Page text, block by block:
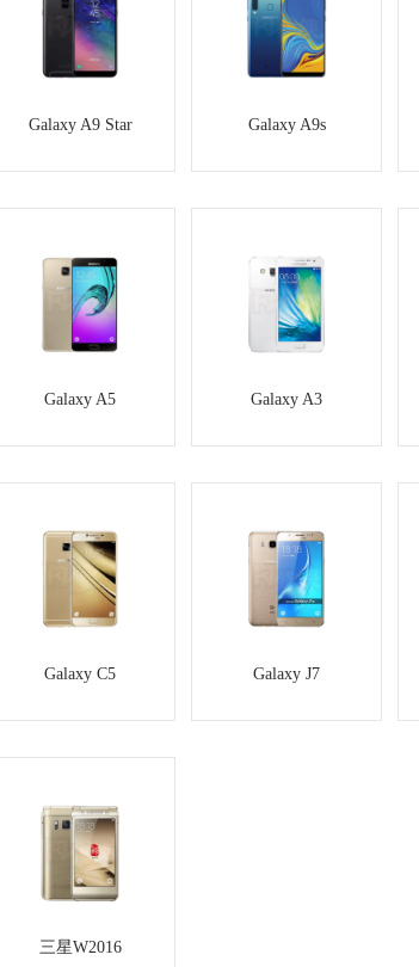
Galaxy A9 Star Galaxy A9s
Galaxy A5 Galaxy A3
Galaxy C5 Galaxy J7
三星W2016